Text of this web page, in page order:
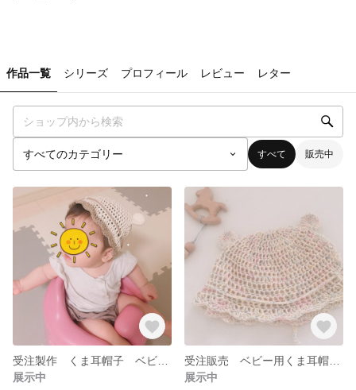
作品一覧 シリーズ プロフィール レビュー レター
すべて 販売中
展示中
展示中